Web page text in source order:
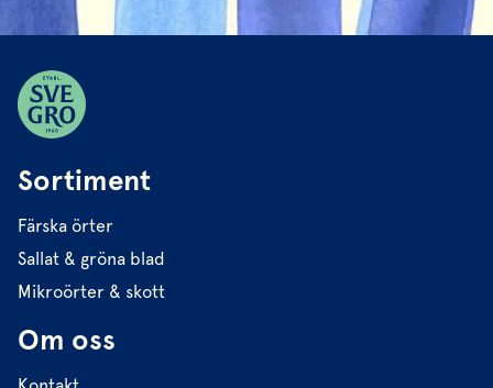
Sortiment
Färska örter
Sallat & gröna blad
Mikroörter & skott
Om oss